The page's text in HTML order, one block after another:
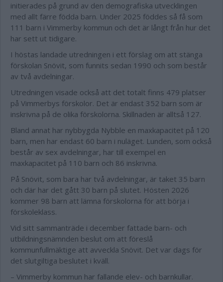
initierades på grund av den demografiska utvecklingen
med allt färre födda barn. Under 2025 föddes så få som
111 barn i Vimmerby kommun och det är långt från hur det
har sett ut tidigare.
I höstas landade utredningen i ett förslag om att stänga
förskolan Snövit, som funnits sedan 1990 och som består
av två avdelningar.
Utredningen visade också att det totalt finns 479 platser
på Vimmerbys förskolor. Det är endast 352 barn som är
inskrivna på de olika förskolorna. Skillnaden är alltså 127.
Bland annat har nybbygda Nybble en maxkapacitet på 120
barn, men har endast 60 barn i nuläget. Lunden, som också
består av sex avdelningar, har till exempel en
maxkapacitet på 110 barn och 86 inskrivna.
På Snövit, som bara har två avdelningar, är taket 35 barn
och där har det gått 30 barn på slutet. Hösten 2026
kommer 98 barn att lämna förskolorna för att börja i
förskoleklass.
Vid sitt sammanträde i december fattade barn- och
utbildningsnämnden beslut om att föreslå
kommunfullmäktige att avveckla Snövit. Det var dags för
det slutgiltiga beslutet i kväll.
– Vimmerby kommun har fallande elev- och barnkullar.